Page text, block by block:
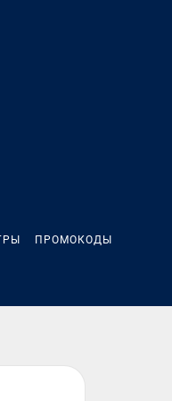
ПРОМОКОДЫ